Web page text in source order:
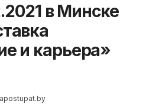
в Минске
и карьера»